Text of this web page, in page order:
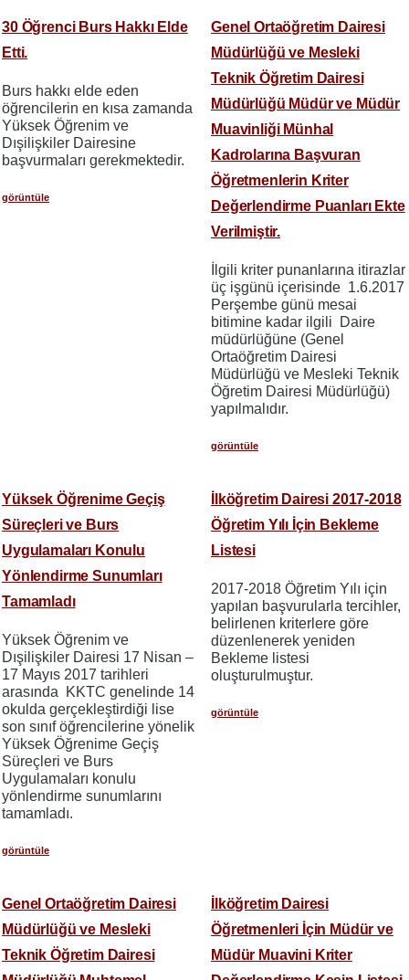
30 Öğrenci Burs Hakkı Elde
Etti.
Burs hakkı elde eden
öğrencilerin en kısa zamanda
Yüksek Öğrenim ve
Dışilişkiler Dairesine
başvurmaları gerekmektedir.
görüntüle
Genel Ortaöğretim Dairesi
Müdürlüğü ve Mesleki
Teknik Öğretim Dairesi
Müdürlüğü Müdür ve Müdür
Muavinliği Münhal
Kadrolarına Başvuran
Öğretmenlerin Kriter
Değerlendirme Puanları Ekte
Verilmiştir.
İlgili kriter punanlarına itirazlar
üç işgünü içerisinde 1.6.2017
Perşembe günü mesai
bitimine kadar ilgili Daire
müdürlüğüne (Genel
Ortaöğretim Dairesi
Müdürlüğü ve Mesleki Teknik
Öğretim Dairesi Müdürlüğü)
yapılmalıdır.
görüntüle
Yüksek Öğrenime Geçiş
Süreçleri ve Burs
Uygulamaları Konulu
Yönlendirme Sunumları
Tamamladı
Yüksek Öğrenim ve
Dışilişkiler Dairesi 17 Nisan –
17 Mayıs 2017 tarihleri
arasında KKTC genelinde 14
okulda gerçekleştirdiği lise
son sınıf öğrencilerine yönelik
Yüksek Öğrenime Geçiş
Süreçleri ve Burs
Uygulamaları konulu
yönlendirme sunumlarını
tamamladı.
görüntüle
İlköğretim Dairesi 2017-2018
Öğretim Yılı İçin Bekleme
Listesi
2017-2018 Öğretim Yılı için
yapılan başvurularla tercihler,
belirlenen kriterlere göre
düzenlenerek yeniden
Bekleme listesi
oluşturulmuştur.
görüntüle
Genel Ortaöğretim Dairesi
Müdürlüğü ve Mesleki
Teknik Öğretim Dairesi
İlköğretim Dairesi
Öğretmenleri İçin Müdür ve
Müdür Muavini Kriter